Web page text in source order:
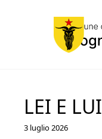
LEI E LUI
3 luglio 2026